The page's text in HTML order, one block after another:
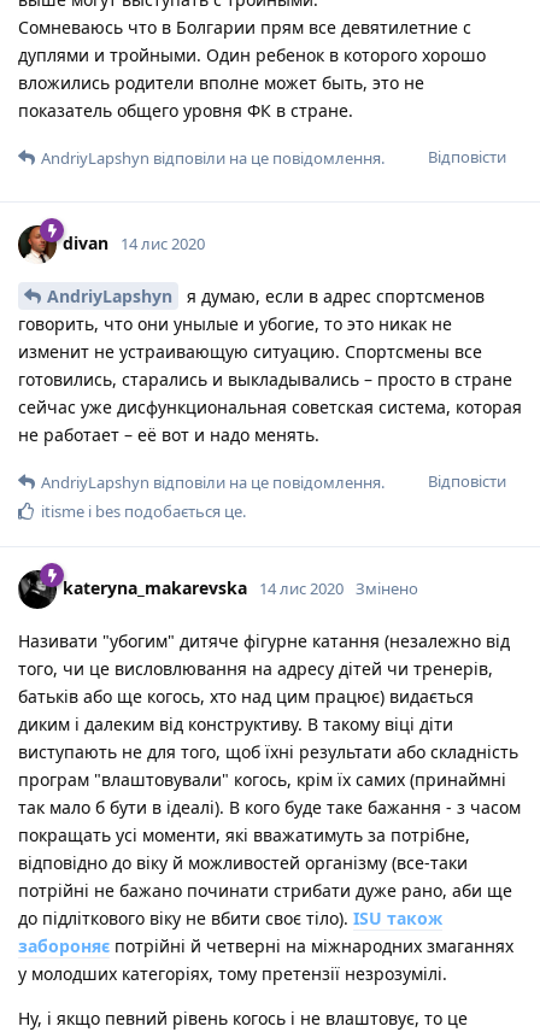
Сомневаюсь что в Болгарии прям все девятилетние с
дуплями и тройными. Один ребенок в которого хорошо
вложились родители вполне может быть, это не
показатель общего уровня ФК в стране.
Відповісти
AndriyLapshyn відповіли на це повідомлення.
divan 14 лис 2020
AndriyLapshyn
я думаю, если в адрес спортсменов
говорить, что они унылые и убогие, то это никак не
изменит не устраивающую ситуацию. Спортсмены все
готовились, старались и выкладывались – просто в стране
сейчас уже дисфункциональная советская система, которая
не работает – её вот и надо менять.
Відповісти
AndriyLapshyn відповіли на це повідомлення.
itisme і bes подобається це.
kateryna_makarevska 14 лис 2020 Змінено
Називати "убогим" дитяче фігурне катання (незалежно від
того, чи це висловлювання на адресу дітей чи тренерів,
батьків або ще когось, хто над цим працює) видається
диким і далеким від конструктиву. В такому віці діти
виступають не для того, щоб їхні результати або складність
програм "влаштовували" когось, крім їх самих (принаймні
так мало б бути в ідеалі). В кого буде таке бажання - з часом
покращать усі моменти, які вважатимуть за потрібне,
відповідно до віку й можливостей організму (все-таки
потрійні не бажано починати стрибати дуже рано, аби ще
до підліткового віку не вбити своє тіло). ISU також
забороняє потрійні й четверні на міжнародних змаганнях
у молодших категоріях, тому претензії незрозумілі.
Ну, і якщо певний рівень когось і не влаштовує, то це